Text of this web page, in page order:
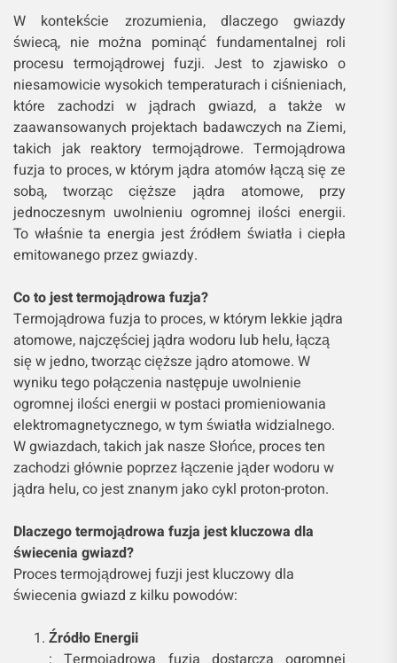
W kontekście zrozumienia, dlaczego gwiazdy
świecą, nie można pominąć fundamentalnej roli
procesu termojądrowej fuzji. Jest to zjawisko o
niesamowicie wysokich temperaturach i ciśnieniach,
które zachodzi w jądrach gwiazd, a także w
zaawansowanych projektach badawczych na Ziemi,
takich jak reaktory termojądrowe. Termojądrowa
fuzja to proces, w którym jądra atomów łączą się ze
sobą, tworząc cięższe jądra atomowe, przy
jednoczesnym uwolnieniu ogromnej ilości energii.
To właśnie ta energia jest źródłem światła i ciepła
emitowanego przez gwiazdy.
Co to jest termojądrowa fuzja?
Termojądrowa fuzja to proces, w którym lekkie jądra
atomowe, najczęściej jądra wodoru lub helu, łączą
się w jedno, tworząc cięższe jądro atomowe. W
wyniku tego połączenia następuje uwolnienie
ogromnej ilości energii w postaci promieniowania
elektromagnetycznego, w tym światła widzialnego.
W gwiazdach, takich jak nasze Słońce, proces ten
zachodzi głównie poprzez łączenie jąder wodoru w
jądra helu, co jest znanym jako cykl proton-proton.
Dlaczego termojądrowa fuzja jest kluczowa dla
świecenia gwiazd?
Proces termojądrowej fuzji jest kluczowy dla
świecenia gwiazd z kilku powodów:
Źródło Energii